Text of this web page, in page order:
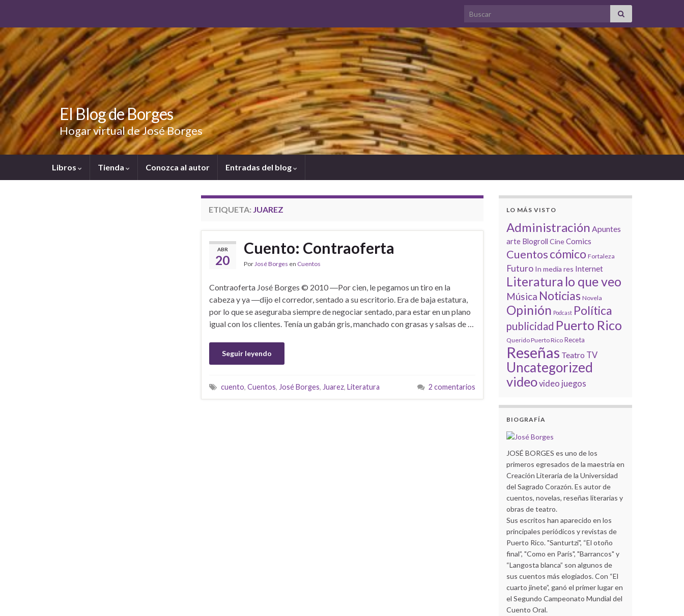
Search for:
El Blog de Borges
Hogar virtual de José Borges
Libros Tienda Conozca al autor Entradas del blog
ETIQUETA: JUAREZ
ABR
20
Cuento: Contraoferta
PorJosé Borges en Cuentos
Contraoferta José Borges © 2010 ―Por cien, le pegamos un tiro en la
cabeza y ya ―dijo el corredor, sentado a su escritorio. Era de baja estatura,
por lo que se aseguraba siempre de negociar sentado, para estar en un plano
igual con los clientes. Tenía un gabán gris, manchado con grasas y salsas de …
Seguir leyendo
cuento, Cuentos, José Borges, Juarez, Literatura 2 comentarios
LO MÁS VISTO
Administración Apuntes
arte Blogroll Cine Comics
Cuentoscómico Fortaleza
Futuro In media res Internet
Literatura lo que veo
Música Noticias Novela
Opinión Podcast Política
publicidad Puerto Rico
Querido Puerto Rico Receta
Reseñas Teatro TV
Uncategorized
videovideo juegos
BIOGRAFÍA
JOSÉ BORGES es uno de los
primeros egresados de la maestría en
Creación Literaria de la Universidad
del Sagrado Corazón. Es autor de
cuentos, novelas, reseñas literarias y
obras de teatro.
Sus escritos han aparecido en los
principales periódicos y revistas de
Puerto Rico. "Santurtzi", “El otoño
final”, "Como en París", "Barrancos" y
“Langosta blanca” son algunos de
sus cuentos más elogiados. Con “El
cuarto jinete”, ganó el primer lugar en
el Segundo Campeonato Mundial del
Cuento Oral.